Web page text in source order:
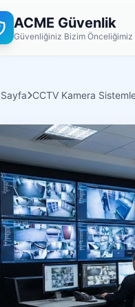
ACME Güvenlik
Güvenliğiniz Bizim Önceliğimiz
CCTV Kamera